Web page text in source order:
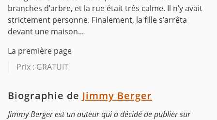
branches d’arbre, et la rue était très calme. Il n’y avait
strictement personne. Finalement, la fille s’arrêta
devant une maison...
La première page
Prix : GRATUIT
Biographie de Jimmy Berger
Jimmy Berger est un auteur qui a décidé de publier sur